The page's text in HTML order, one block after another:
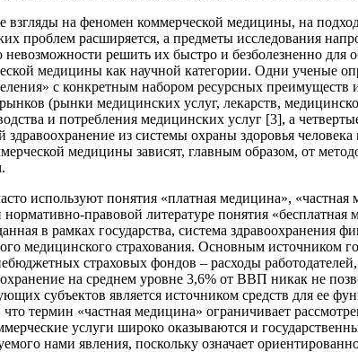
взгляды на феномен коммерческой медицины, на
проблем расширяется, а предметы исследования
решить их быстро и безболезненно для
медицины как научной категории. Одни ученые
с конкретным набором ресурсных преимуществ
(рынки медицинских услуг, лекарств,
и потребления медицинских услуг [3], а
из системы охраны здоровья
медицины зависят, главным образом, от
используют понятия «платная медицина»,
правовой литературе понятия «бесплатная
в рамках государства, система здравоохранения
медицинского страхования. Основным источником
страховых фондов – расходы
на среднем уровне 3,6% от ВВП никак не
субъектов является источником средств для ее
термин «частная медицина» ограничивает
услуги широко оказываются и
нами явления, поскольку означает